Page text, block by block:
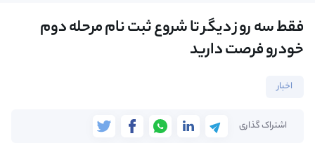
فقط سه روز دیگر تا شروع ثبت نام مرحله دوم
خودرو فرصت دارید
اخبار
اشتراک گذاری